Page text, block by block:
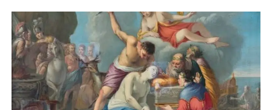
GÜZEL MAVRELLA
MED 532 SPRING ‘25
YAZMADAN EDEMEDIM
HABERLER / NEWS